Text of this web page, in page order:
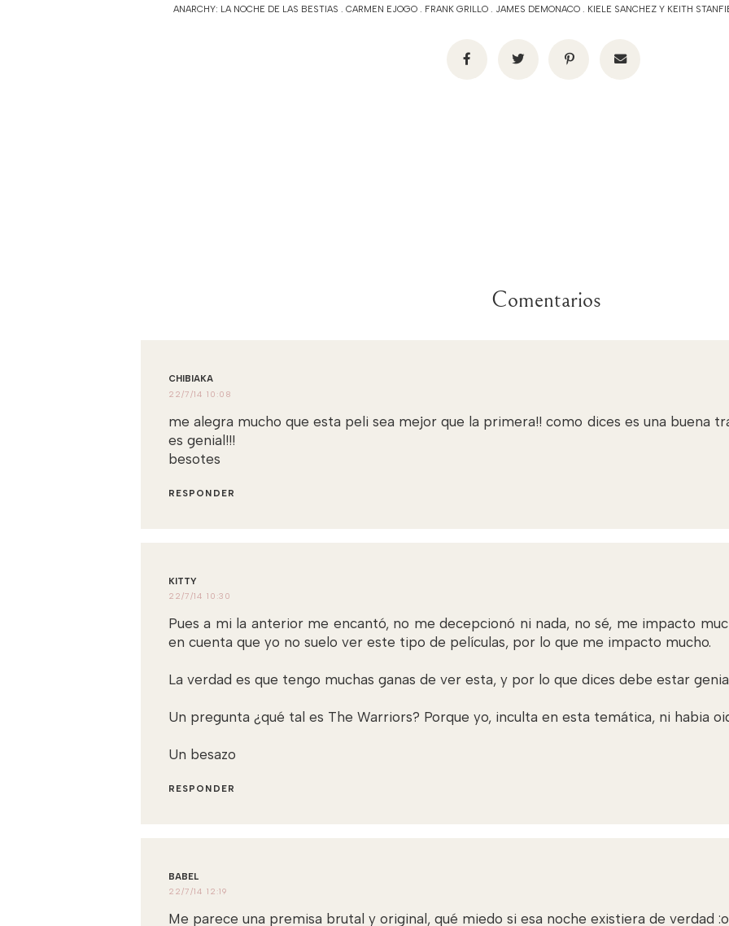
ANARCHY: LA NOCHE DE LAS BESTIAS . CARMEN EJOGO. FRANK GRILLO. JAMES DEMONACO. KIELE SANCHEZ Y KEITH
Comentarios
CHIBIAKA
22/7/14 10:08
me alegra mucho que esta peli sea mejor que la primera!! como dices es una buena
es genial!!!
besotes
RESPONDER
KITTY
22/7/14 10:30
Pues a mi la anterior me encantó, no me decepcionó ni nada, no sé, me impacto
en cuenta que yo no suelo ver este tipo de películas, por lo que me impacto mucho.
La verdad es que tengo muchas ganas de ver esta, y por lo que dices debe estar
Un pregunta ¿qué tal es The Warriors? Porque yo, inculta en esta temática, ni habia
Un besazo
RESPONDER
BABEL
22/7/14 12:19
Me parece una premisa brutal y original, qué miedo si esa noche existiera de verdad